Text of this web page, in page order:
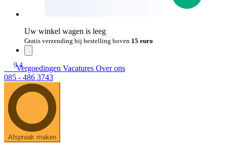
Uw winkel wagen is leeg
Gratis verzending bij bestelling boven 15 euro
9.4
Vergoedingen Vacatures Over ons
085 - 486 3743
Afspraak maken